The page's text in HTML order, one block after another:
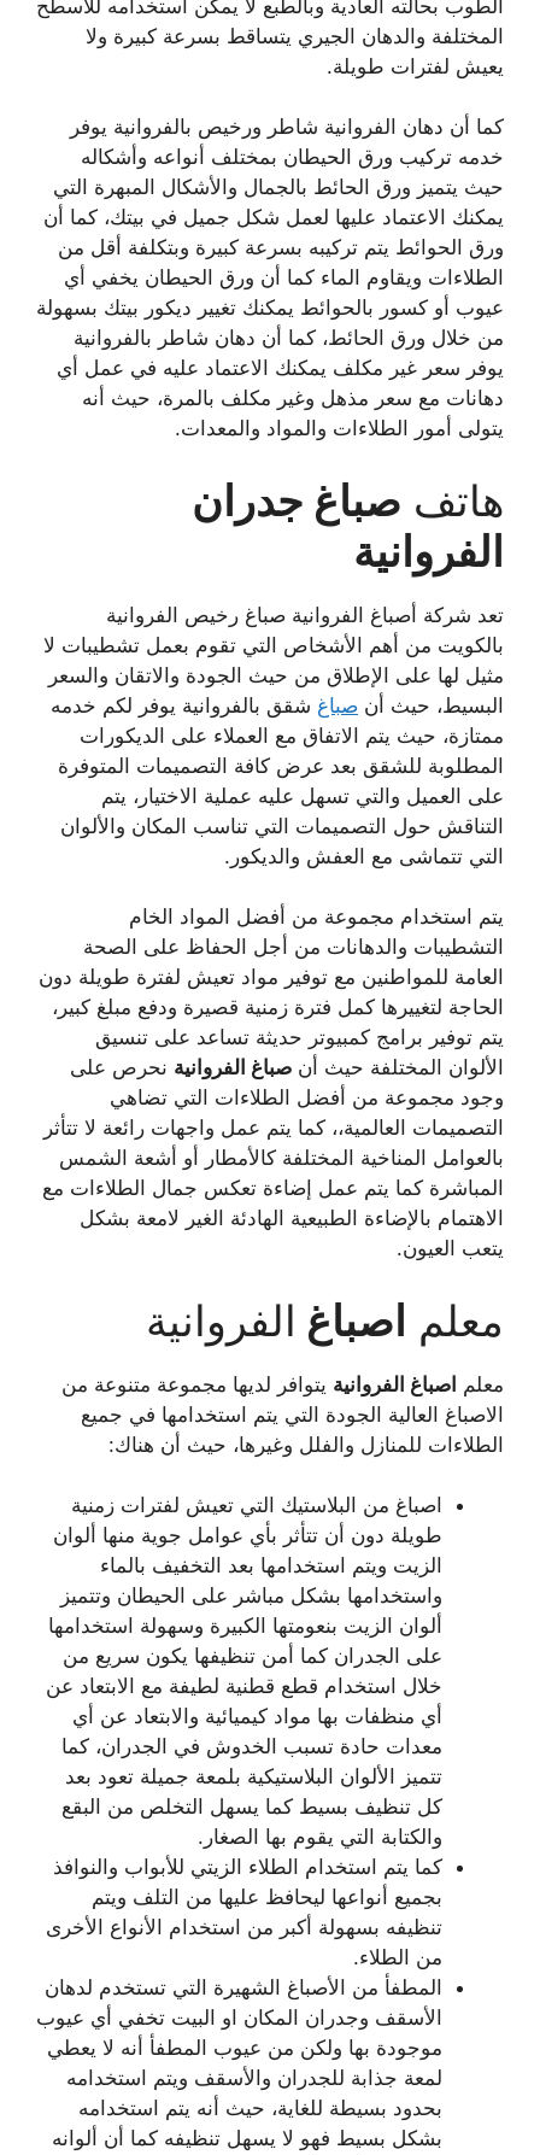
الطوب بحالته العادية وبالطبع لا يمكن استخدامه للأسطح
المختلفة والدهان الجيري يتساقط بسرعة كبيرة ولا
يعيش لفترات طويلة.
كما أن دهان الفروانية شاطر ورخيص بالفروانية يوفر
خدمه تركيب ورق الحيطان بمختلف أنواعه وأشكاله
حيث يتميز ورق الحائط بالجمال والأشكال المبهرة التي
يمكنك الاعتماد عليها لعمل شكل جميل في بيتك، كما أن
ورق الحوائط يتم تركيبه بسرعة كبيرة وبتكلفة أقل من
الطلاءات ويقاوم الماء كما أن ورق الحيطان يخفي أي
عيوب أو كسور بالحوائط يمكنك تغيير ديكور بيتك بسهولة
من خلال ورق الحائط، كما أن دهان شاطر بالفروانية
يوفر سعر غير مكلف يمكنك الاعتماد عليه في عمل أي
دهانات مع سعر مذهل وغير مكلف بالمرة، حيث أنه
يتولى أمور الطلاءات والمواد والمعدات.
هاتف صباغ جدران
الفروانية
تعد شركة أصباغ الفروانية صباغ رخيص الفروانية
بالكويت من أهم الأشخاص التي تقوم بعمل تشطيبات لا
مثيل لها على الإطلاق من حيث الجودة والاتقان والسعر
البسيط، حيث أن صباغ شقق بالفروانية يوفر لكم خدمه
ممتازة، حيث يتم الاتفاق مع العملاء على الديكورات
المطلوبة للشقق بعد عرض كافة التصميمات المتوفرة
على العميل والتي تسهل عليه عملية الاختيار، يتم
التناقش حول التصميمات التي تناسب المكان والألوان
التي تتماشى مع العفش والديكور.
يتم استخدام مجموعة من أفضل المواد الخام
التشطيبات والدهانات من أجل الحفاظ على الصحة
العامة للمواطنين مع توفير مواد تعيش لفترة طويلة دون
الحاجة لتغييرها كمل فترة زمنية قصيرة ودفع مبلغ كبير،
يتم توفير برامج كمبيوتر حديثة تساعد على تنسيق
الألوان المختلفة حيث أن صباغ الفروانية نحرص على
وجود مجموعة من أفضل الطلاءات التي تضاهي
التصميمات العالمية،، كما يتم عمل واجهات رائعة لا تتأثر
بالعوامل المناخية المختلفة كالأمطار أو أشعة الشمس
المباشرة كما يتم عمل إضاءة تعكس جمال الطلاءات مع
الاهتمام بالإضاءة الطبيعية الهادئة الغير لامعة بشكل
يتعب العيون.
معلم اصباغ الفروانية
معلم اصباغ الفروانية يتوافر لديها مجموعة متنوعة من
الاصباغ العالية الجودة التي يتم استخدامها في جميع
الطلاءات للمنازل والفلل وغيرها، حيث أن هناك:
اصباغ من البلاستيك التي تعيش لفترات زمنية
طويلة دون أن تتأثر بأي عوامل جوية منها ألوان
الزيت ويتم استخدامها بعد التخفيف بالماء
واستخدامها بشكل مباشر على الحيطان وتتميز
ألوان الزيت بنعومتها الكبيرة وسهولة استخدامها
على الجدران كما أمن تنظيفها يكون سريع من
خلال استخدام قطع قطنية لطيفة مع الابتعاد عن
أي منظفات بها مواد كيميائية والابتعاد عن أي
معدات حادة تسبب الخدوش في الجدران، كما
تتميز الألوان البلاستيكية بلمعة جميلة تعود بعد
كل تنظيف بسيط كما يسهل التخلص من البقع
والكتابة التي يقوم بها الصغار.
كما يتم استخدام الطلاء الزيتي للأبواب والنوافذ
بجميع أنواعها ليحافظ عليها من التلف ويتم
تنظيفه بسهولة أكبر من استخدام الأنواع الأخرى
من الطلاء.
المطفأ من الأصباغ الشهيرة التي تستخدم لدهان
الأسقف وجدران المكان او البيت تخفي أي عيوب
موجودة بها ولكن من عيوب المطفأ أنه لا يعطي
لمعة جذابة للجدران والأسقف ويتم استخدامه
بحدود بسيطة للغاية، حيث أنه يتم استخدامه
بشكل بسيط فهو لا يسهل تنظيفه كما أن ألوانه